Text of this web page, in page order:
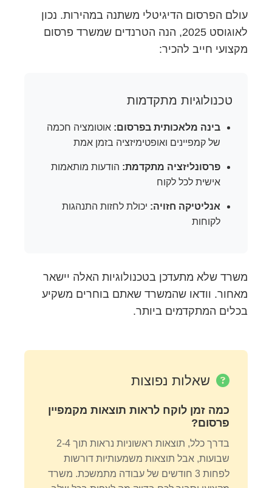
עולם הפרסום הדיגיטלי משתנה במהירות. נכון
לאוגוסט 2025, הנה הטרנדים שמשרד פרסום
מקצועי חייב להכיר:
טכנולוגיות מתקדמות
בינה מלאכותית בפרסום: אוטומציה חכמה
של קמפיינים ואופטימיזציה בזמן אמת
פרסונליזציה מתקדמת: הודעות מותאמות
אישית לכל לקוח
אנליטיקה חזויה: יכולת לחזות התנהגות
לקוחות
משרד שלא מתעדכן בטכנולוגיות האלה יישאר
מאחור. וודאו שהמשרד שאתם בוחרים משקיע
בכלים המתקדמים ביותר.
שאלות נפוצות
כמה זמן לוקח לראות תוצאות מקמפיין
פרסום?
בדרך כלל, תוצאות ראשוניות נראות תוך 2-4
שבועות, אבל תוצאות משמעותיות דורשות
לפחות 3 חודשים של עבודה מתמשכת. משרד